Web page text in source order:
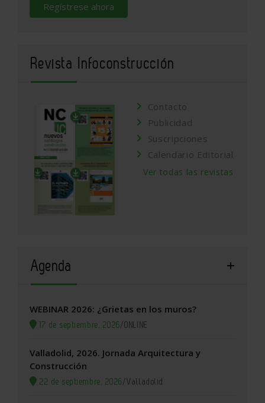
Regístrese ahora
Revista Infoconstrucción
Contacto
Publicidad
Suscripciones
Calendario Editorial
Ver todas las revistas
Agenda
WEBINAR 2026: ¿Grietas en los muros?
17 de septiembre, 2026/ONLINE
Valladolid, 2026. Jornada Arquitectura y
Construcción
22 de septiembre, 2026/Valladolid